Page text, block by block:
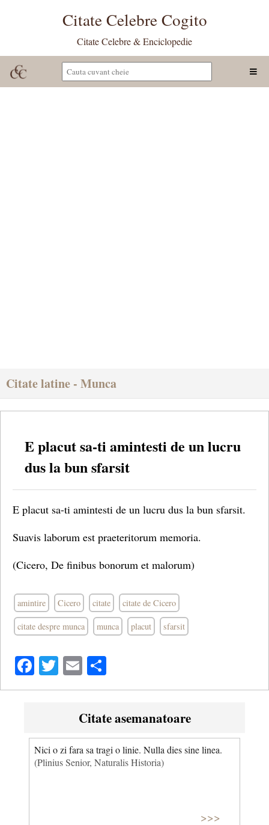
Citate Celebre Cogito
Citate Celebre & Enciclopedie
Citate latine - Munca
E placut sa-ti amintesti de un lucru
dus la bun sfarsit
E placut sa-ti amintesti de un lucru dus la bun sfarsit.
Suavis laborum est praeteritorum memoria.
(Cicero, De finibus bonorum et malorum)
amintire Cicero citate citate de Cicero
citate despre munca munca placut sfarsit
Facebook
Twitter
Email
Citate asemanatoare
Nici o zi fara sa tragi o linie. Nulla dies sine linea.
(Plinius Senior, Naturalis Historia)
>>>